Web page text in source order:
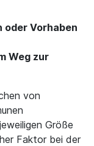
oder Vorhaben
Weg zur
von
Größe
Faktor bei der